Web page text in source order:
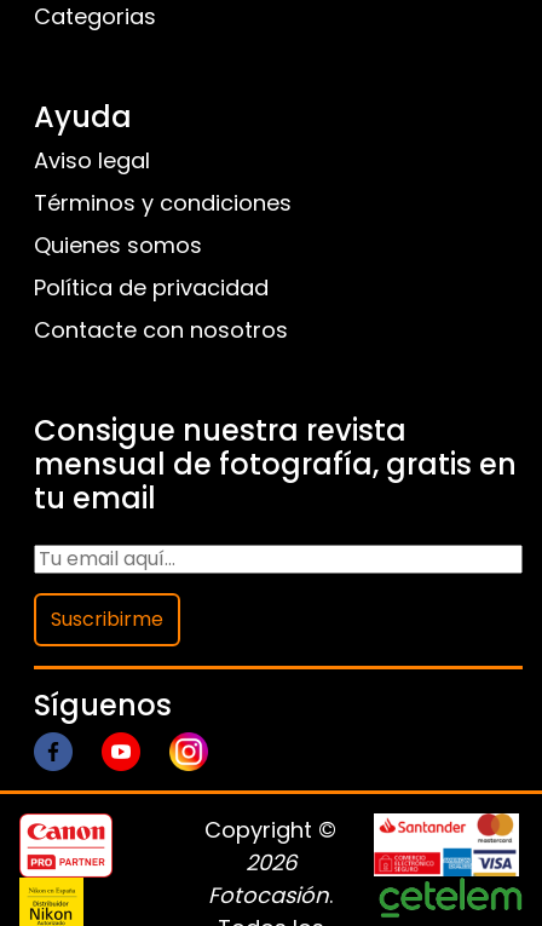
Categorias
Ayuda
Aviso legal
Términos y condiciones
Quienes somos
Política de privacidad
Contacte con nosotros
Consigue nuestra revista
mensual de fotografía, gratis en
tu email
Suscribirme
Síguenos
Copyright ©
2026
Fotocasión.